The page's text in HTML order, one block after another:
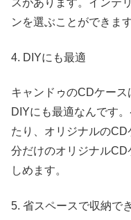
スがあります。インテ
ンを選ぶことができます
4. DIYにも最適
キャンドゥのCDケース
DIYにも最適なんです
たり、オリジナルの
分だけのオリジナル
しめます。
5. 省スペースで収納で